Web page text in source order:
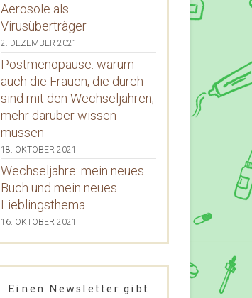
Aerosole als
Virusüberträger
2. DEZEMBER 2021
Postmenopause: warum
auch die Frauen, die durch
sind mit den Wechseljahren,
mehr darüber wissen
müssen
18. OKTOBER 2021
Wechseljahre: mein neues
Buch und mein neues
Lieblingsthema
16. OKTOBER 2021
Einen Newsletter gibt